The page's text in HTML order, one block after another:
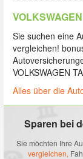
Sie suchen eine
vergleichen!
VOLKSWAGEN
Alles über die
Sparen bei
Sie möchten Ihre
vergleichen,